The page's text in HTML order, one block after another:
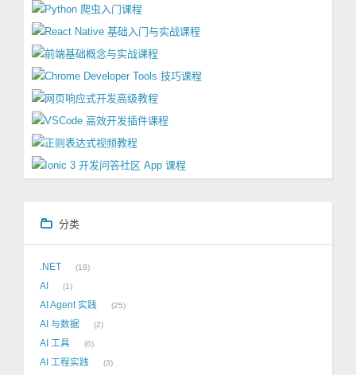
分类
.NET 19
AI 1
AI Agent 实践 25
AI 与数据 2
AI 工具 6
AI 工程实践 3